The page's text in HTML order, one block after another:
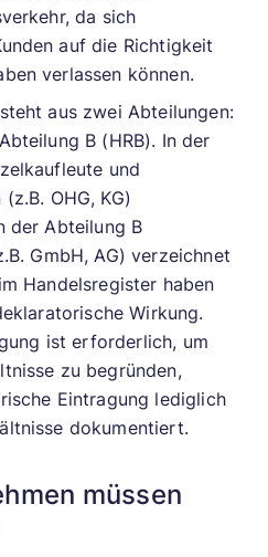
da sich
auf die Richtigkeit
verlassen können.
aus zwei Abteilungen:
B (HRB). In der
und
OHG, KG)
der Abteilung B
GmbH, AG) verzeichnet
Handelsregister haben
Wirkung.
ist erforderlich, um
zu begründen,
Eintragung lediglich
dokumentiert.
müssen